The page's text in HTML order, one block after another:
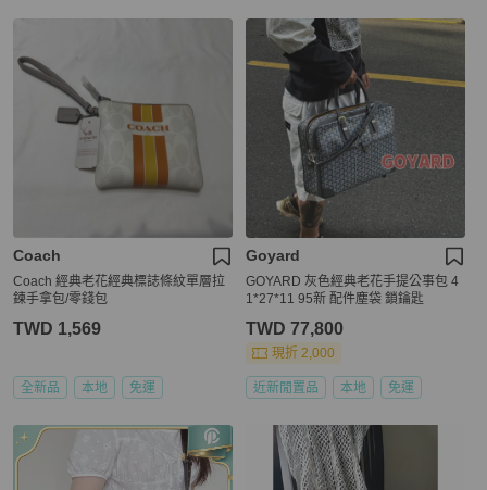
Coach
Coach 經典老花經典標誌條紋單層拉
鍊手拿包/零錢包
TWD 1,569
全新品 本地 免運
Goyard
GOYARD 灰色經典老花手提公事包 4
1*27*11 95新 配件塵袋 鎖鑰匙
TWD 77,800
現折 2,000
近新閒置品 本地 免運